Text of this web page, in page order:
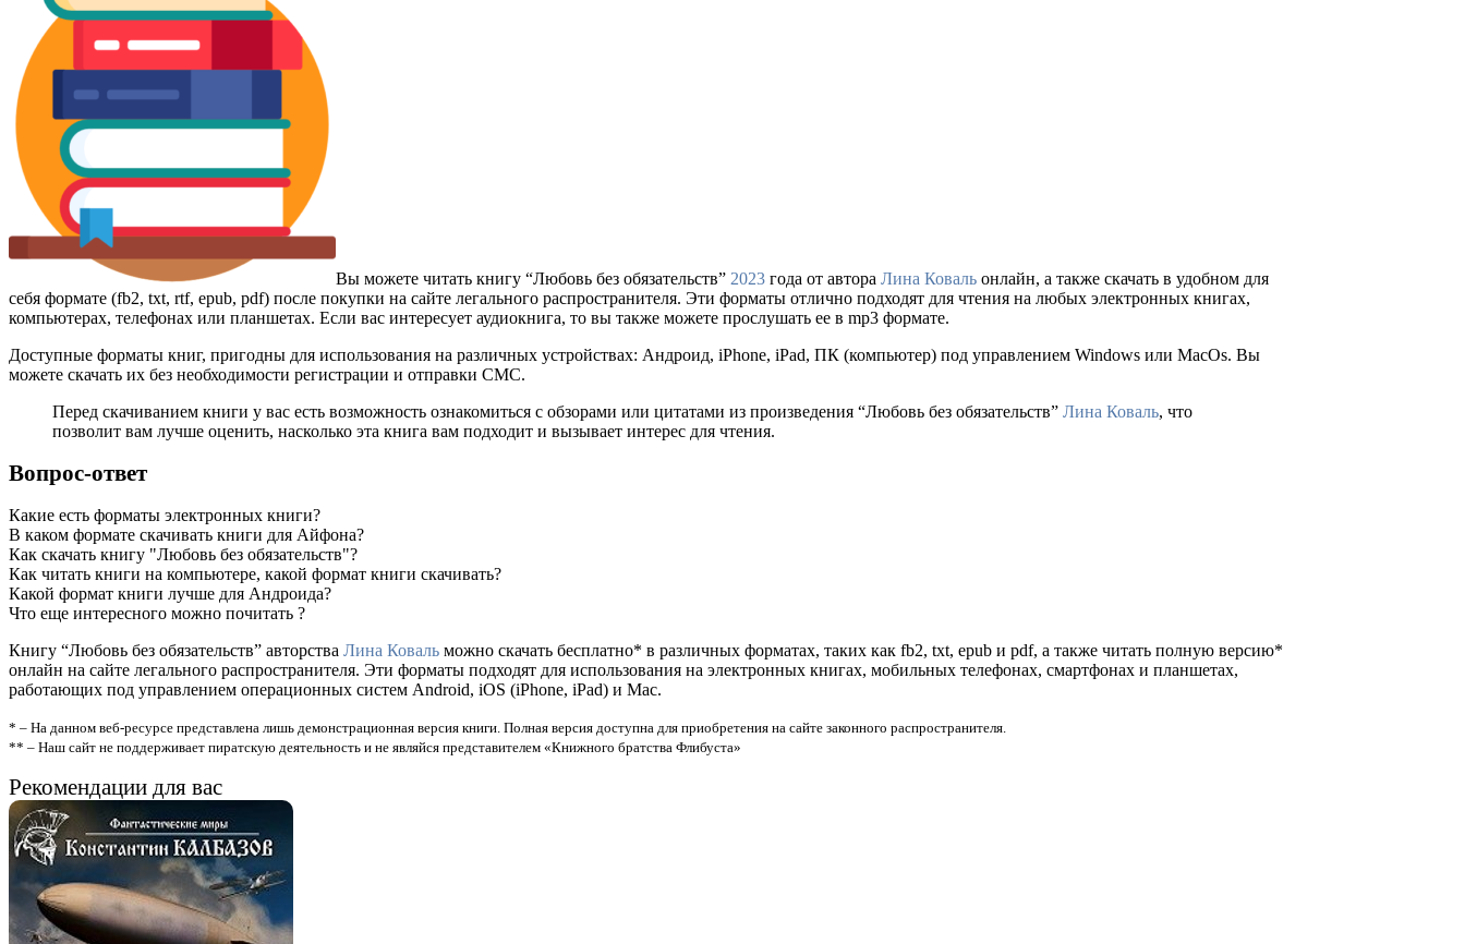
Вы можете читать книгу “Любовь без обязательств” 2023 года от автора Лина Коваль онлайн, а также скачать в удобном для
себя формате (fb2, txt, rtf, epub, pdf) после покупки на сайте легального распространителя. Эти форматы отлично подходят для чтения на любых электронных книгах,
компьютерах, телефонах или планшетах. Если вас интересует аудиокнига, то вы также можете прослушать ее в mp3 формате.
Доступные форматы книг, пригодны для использования на различных устройствах: Андроид, iPhone, iPad, ПК (компьютер) под управлением Windows или MacOs. Вы
можете скачать их без необходимости регистрации и отправки СМС.
Перед скачиванием книги у вас есть возможность ознакомиться с обзорами или цитатами из произведения “Любовь без обязательств” Лина Коваль, что
позволит вам лучше оценить, насколько эта книга вам подходит и вызывает интерес для чтения.
Вопрос-ответ
Какие есть форматы электронных книги?
В каком формате скачивать книги для Айфона?
Как скачать книгу "Любовь без обязательств"?
Как читать книги на компьютере, какой формат книги скачивать?
Какой формат книги лучше для Андроида?
Что еще интересного можно почитать ?
Книгу “Любовь без обязательств” авторства Лина Коваль можно скачать бесплатно* в различных форматах, таких как fb2, txt, epub и pdf, а также читать полную версию*
онлайн на сайте легального распространителя. Эти форматы подходят для использования на электронных книгах, мобильных телефонах, смартфонах и планшетах,
работающих под управлением операционных систем Android, iOS (iPhone, iPad) и Mac.
* – На данном веб-ресурсе представлена лишь демонстрационная версия книги. Полная версия доступна для приобретения на сайте законного распространителя.
** – Наш сайт не поддерживает пиратскую деятельность и не являйся представителем «Книжного братства Флибуста»
Рекомендации для вас